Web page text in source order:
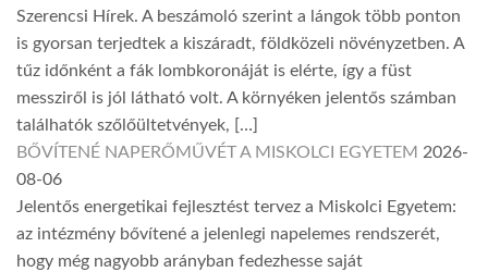
Szerencsi Hírek. A beszámoló szerint a lángok több ponton
is gyorsan terjedtek a kiszáradt, földközeli növényzetben. A
tűz időnként a fák lombkoronáját is elérte, így a füst
messziről is jól látható volt. A környéken jelentős számban
találhatók szőlőültetvények, […]
BŐVÍTENÉ NAPERŐMŰVÉT A MISKOLCI EGYETEM 2026-
08-06
Jelentős energetikai fejlesztést tervez a Miskolci Egyetem:
az intézmény bővítené a jelenlegi napelemes rendszerét,
hogy még nagyobb arányban fedezhesse saját